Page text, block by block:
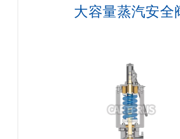
大容量蒸汽安全